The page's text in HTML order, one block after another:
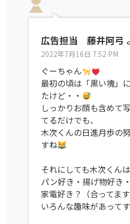
広告担当 藤井阿弓
2022年7月16日 7:52 PM
ぐーちゃん
最初の頃は「黒い塊」
たけど・・
しっかりお顔も含めて
てるだけでも、
木次くんの日進月歩の
すね
それにしても木次くんは
パン好き・揚げ物好き
家電好き？（合ってま
いろんな趣味があって